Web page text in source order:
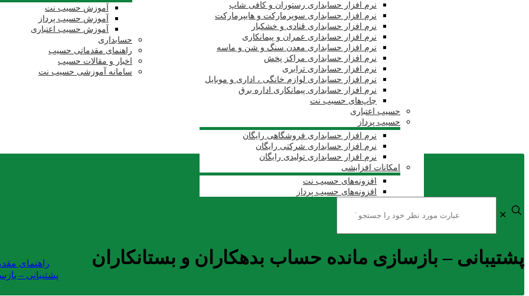
نرم افزار حسابداری رستوران و کافی شاپ
نرم افزار حسابداری سوپرمارکت و هایپرمارکت
نرم افزار حسابداری قنادی و خشکبار
نرم افزار حسابداری عمران و پیمانکاری
نرم افزار حسابداری معدن سنگ و شن و ماسه
نرم افزار حسابداری مراکز پخش
نرم افزار حسابداری ترابری
نرم افزار حسابداری لوازم خانگی ، اداری و موبایل
نرم افزار حسابداری پیمانکاری اداره برق
چاپ‌های حسیب نت
حسیب اعتباری
حسیب پرداز
نرم افزار حسابداری فروشگاهی رایگان
نرم افزار حسابداری شرکتی رایگان
نرم افزار حسابداری تولیدی رایگان
امکانات افزایشی
افزونه‌های حسیب نت
افزونه‌های حسیب پرداز
آموزش حسیب نت
آموزش حسیب پرداز
آموزش حسیب اعتباری
حسابداری
راهنمای مقدماتی حسیب
اخبار و مقالات حسیب
سامانه آموزشی حسیب نت
✕
پشتیبانی – بازسازی مانده حساب بدهکاران و بستانکاران
راهنمای
پشتیبانی –